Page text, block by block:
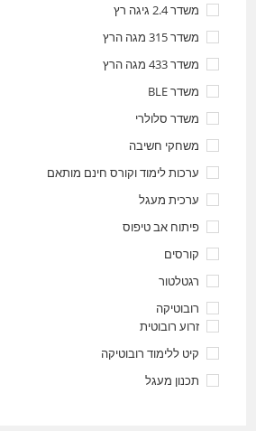
משדר 2.4 גיגה רץ
משדר 315 מגה הרץ
משדר 433 מגה הרץ
משדר BLE
משדר סלולרי
משחקי חשיבה
ערכות לימוד וקורס חינם מותאם
ערכית מעגל
פיתוח אב טיפוס
קורסים
רגטלטור
רובוטיקה
זרוע רובוטית
קיט ללימוד רובוטיקה
תכנון מעגל